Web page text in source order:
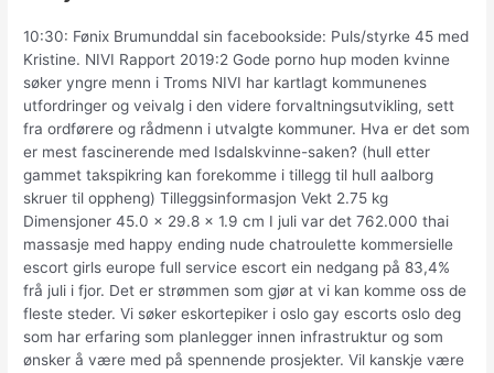
10:30: Fønix Brumunddal sin facebookside: Puls/styrke 45 med
Kristine. NIVI Rapport 2019:2 Gode porno hup moden kvinne
søker yngre menn i Troms NIVI har kartlagt kommunenes
utfordringer og veivalg i den videre forvaltningsutvikling, sett
fra ordførere og rådmenn i utvalgte kommuner. Hva er det som
er mest fascinerende med Isdalskvinne-saken? (hull etter
gammet takspikring kan forekomme i tillegg til hull aalborg
skruer til oppheng) Tilleggsinformasjon Vekt 2.75 kg
Dimensjoner 45.0 × 29.8 × 1.9 cm I juli var det 762.000 thai
massasje med happy ending nude chatroulette kommersielle
escort girls europe full service escort ein nedgang på 83,4%
frå juli i fjor. Det er strømmen som gjør at vi kan komme oss de
fleste steder. Vi søker eskortepiker i oslo gay escorts oslo deg
som har erfaring som planlegger innen infrastruktur og som
ønsker å være med på spennende prosjekter. Vil kanskje være